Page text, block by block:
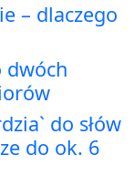
– dlaczego
dwóch
do słów
do ok. 6